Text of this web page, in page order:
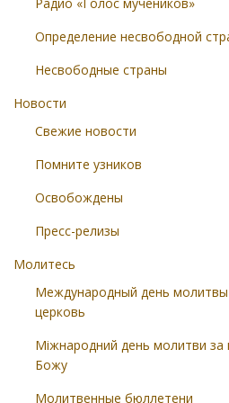
Определение несвободной
Несвободные страны
Новости
Свежие новости
Помните узников
Освобождены
Пресс-релизы
Молитесь
Международный день молитвы
церковь
Міжнародний день молитви за
Божу
Молитвенные бюллетени